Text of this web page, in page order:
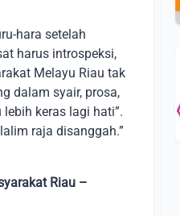
hara setelah
harus introspeksi,
Melayu Riau tak
dalam syair, prosa,
keras lagi hati”.
raja disanggah.”
Riau –